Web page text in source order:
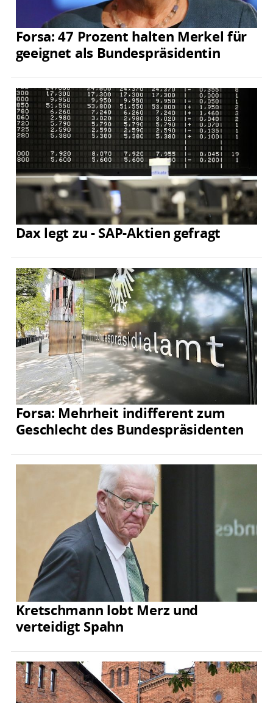
Forsa: 47 Prozent halten Merkel für
geeignet als Bundespräsidentin
Dax legt zu - SAP-Aktien gefragt
Forsa: Mehrheit indifferent zum
Geschlecht des Bundespräsidenten
Kretschmann lobt Merz und
verteidigt Spahn